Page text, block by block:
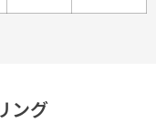
ング